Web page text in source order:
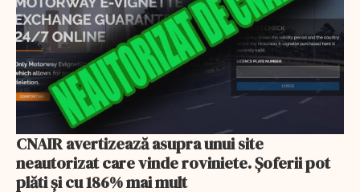
CNAIR avertizează asupra unui site
neautorizat care vinde roviniete. Șoferii pot
plăti și cu 186% mai mult